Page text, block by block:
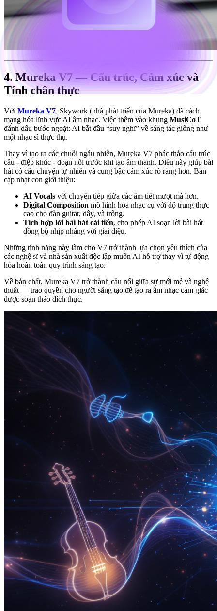
4. Mureka V7 — Cấu trúc, Cảm xúc và
Tính chân thực
Với Mureka V7, Skywork (nhà phát triển của Mureka) đã cách
mạng hóa lĩnh vực AI âm nhạc. Việc thêm vào khung MusiCoT
đánh dấu bước ngoặt: AI bắt đầu “suy nghĩ” về sáng tác giống như
một nhạc sĩ thực thụ.
Thay vì tạo ra các chuỗi ngẫu nhiên, Mureka V7 phác thảo cấu trúc
câu - điệp khúc - đoạn nối trước khi tạo âm thanh. Điều này giúp bài
hát có câu chuyện tự nhiên và cung bậc cảm xúc rõ ràng hơn. Bản
cập nhật còn giới thiệu:
AI Vocals với chuyển tiếp giữa các âm tiết mượt mà hơn.
Digital Composition mô hình hóa nhạc cụ với độ trung thực
cao cho đàn guitar, dây, và trống.
Tích hợp lời bài hát cải tiến, cho phép AI soạn lời bài hát
đồng bộ nhịp nhàng với giai điệu.
Những tính năng này làm cho V7 trở thành lựa chọn yêu thích của
các nghệ sĩ và nhà sản xuất độc lập muốn AI hỗ trợ thay vì tự động
hóa hoàn toàn quy trình sáng tạo.
Về bản chất, Mureka V7 trở thành cầu nối giữa sự mới mẻ và nghệ
thuật — trao quyền cho người sáng tạo để tạo ra âm nhạc cảm giác
được soạn thảo đích thực.